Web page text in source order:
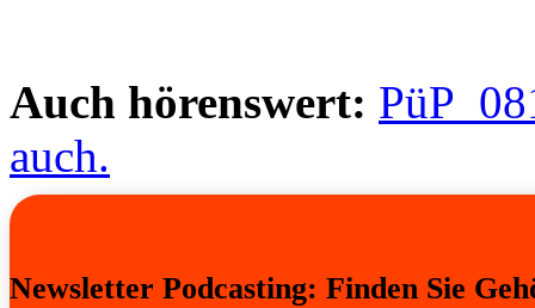
Auch hörenswert:
auch.
Newsletter Podcasting: Finden Sie